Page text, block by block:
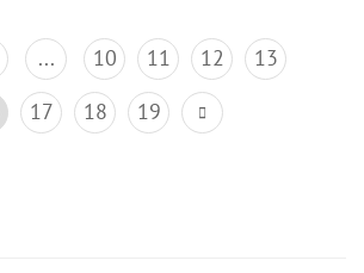
... 10 11 12
13
17 18 19